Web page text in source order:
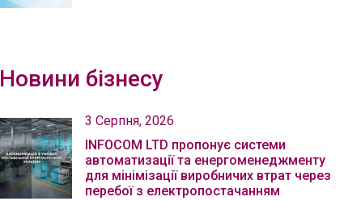
Новини бізнесу
3 Серпня, 2026
INFOCOM LTD пропонує системи
автоматизації та енергоменеджменту
для мінімізації виробничих втрат через
перебої з електропостачанням